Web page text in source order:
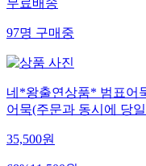
무료배송
97명구매중
네*왕출연상품* 범표어
어묵(주문과 동시에 당
35,500원